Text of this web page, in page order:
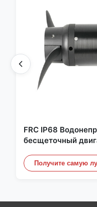
FRC IP68
бесщеточный
4 кВт 45 кг Упор
серфинга
Получите самую